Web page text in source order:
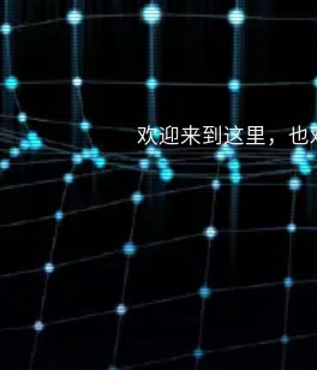
欢迎来到这里，也欢